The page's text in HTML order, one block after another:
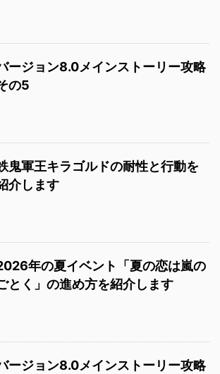
ージョン8.0メインストーリー攻略
の5
鬼軍王キラゴルドの耐性と行動を
介します
年の夏イベント「夏の恋は嵐の
とく」の進め方を紹介します
ージョン8.0メインストーリー攻略